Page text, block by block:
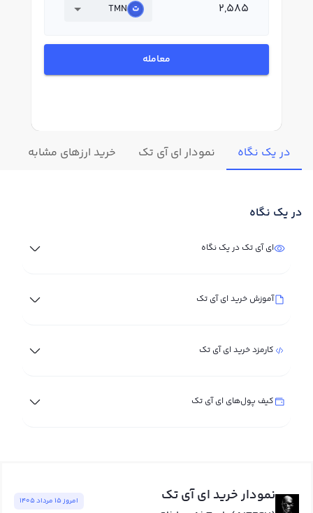
TMN
معامله
در یک نگاه نمودار ای آی تک خرید ارزهای مشابه
در یک نگاه
ای آی تک در یک نگاه
آموزش خرید ای آی تک
کارمزد خرید ای آی تک
کیف پول‌های ای آی تک
نمودار خرید ای آی تک امروز ١٥ مرداد ١٤٠٥